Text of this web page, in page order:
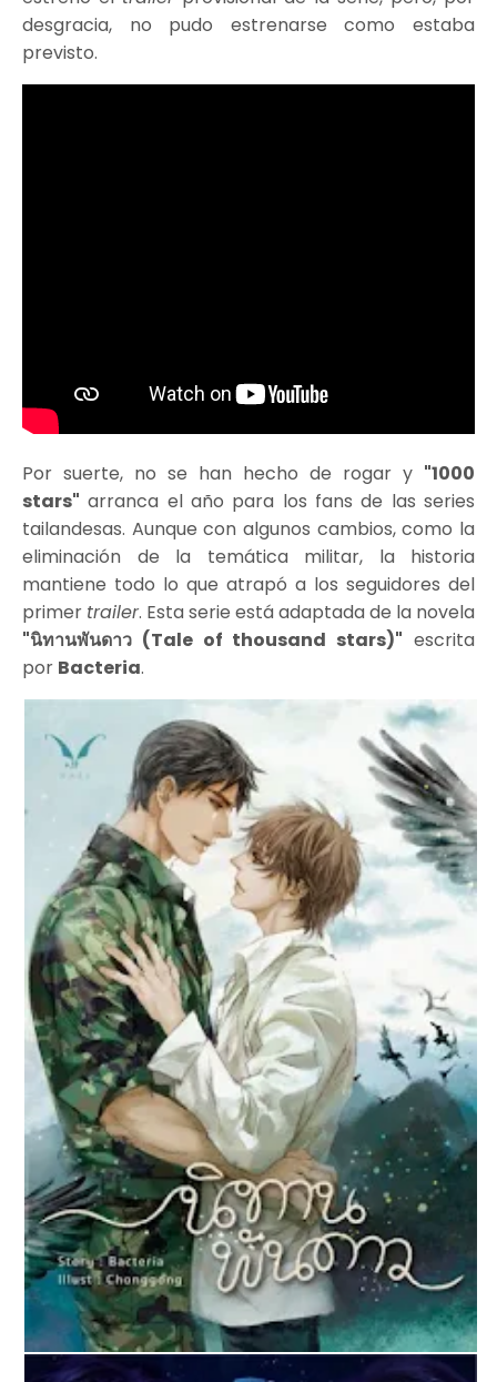
desgracia, no pudo estrenarse como estaba
previsto.
Por suerte, no se han hecho de rogar y "1000
stars" arranca el año para los fans de las series
tailandesas. Aunque con algunos cambios, como la
eliminación de la temática militar, la historia
mantiene todo lo que atrapó a los seguidores del
primer trailer. Esta serie está adaptada de la novela
"นิทานพันดาว (Tale of thousand stars)" escrita
por Bacteria.